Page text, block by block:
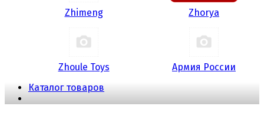
Zhimeng Zhorya
Zhoule Toys
Армия России
Каталог товаров